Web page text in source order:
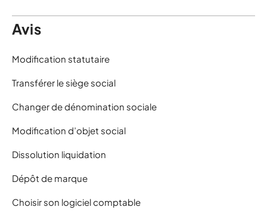
Avis
Modification statutaire
Transférer le siège social
Changer de dénomination sociale
Modification d’objet social
Dissolution liquidation
Dépôt de marque
Choisir son logiciel comptable